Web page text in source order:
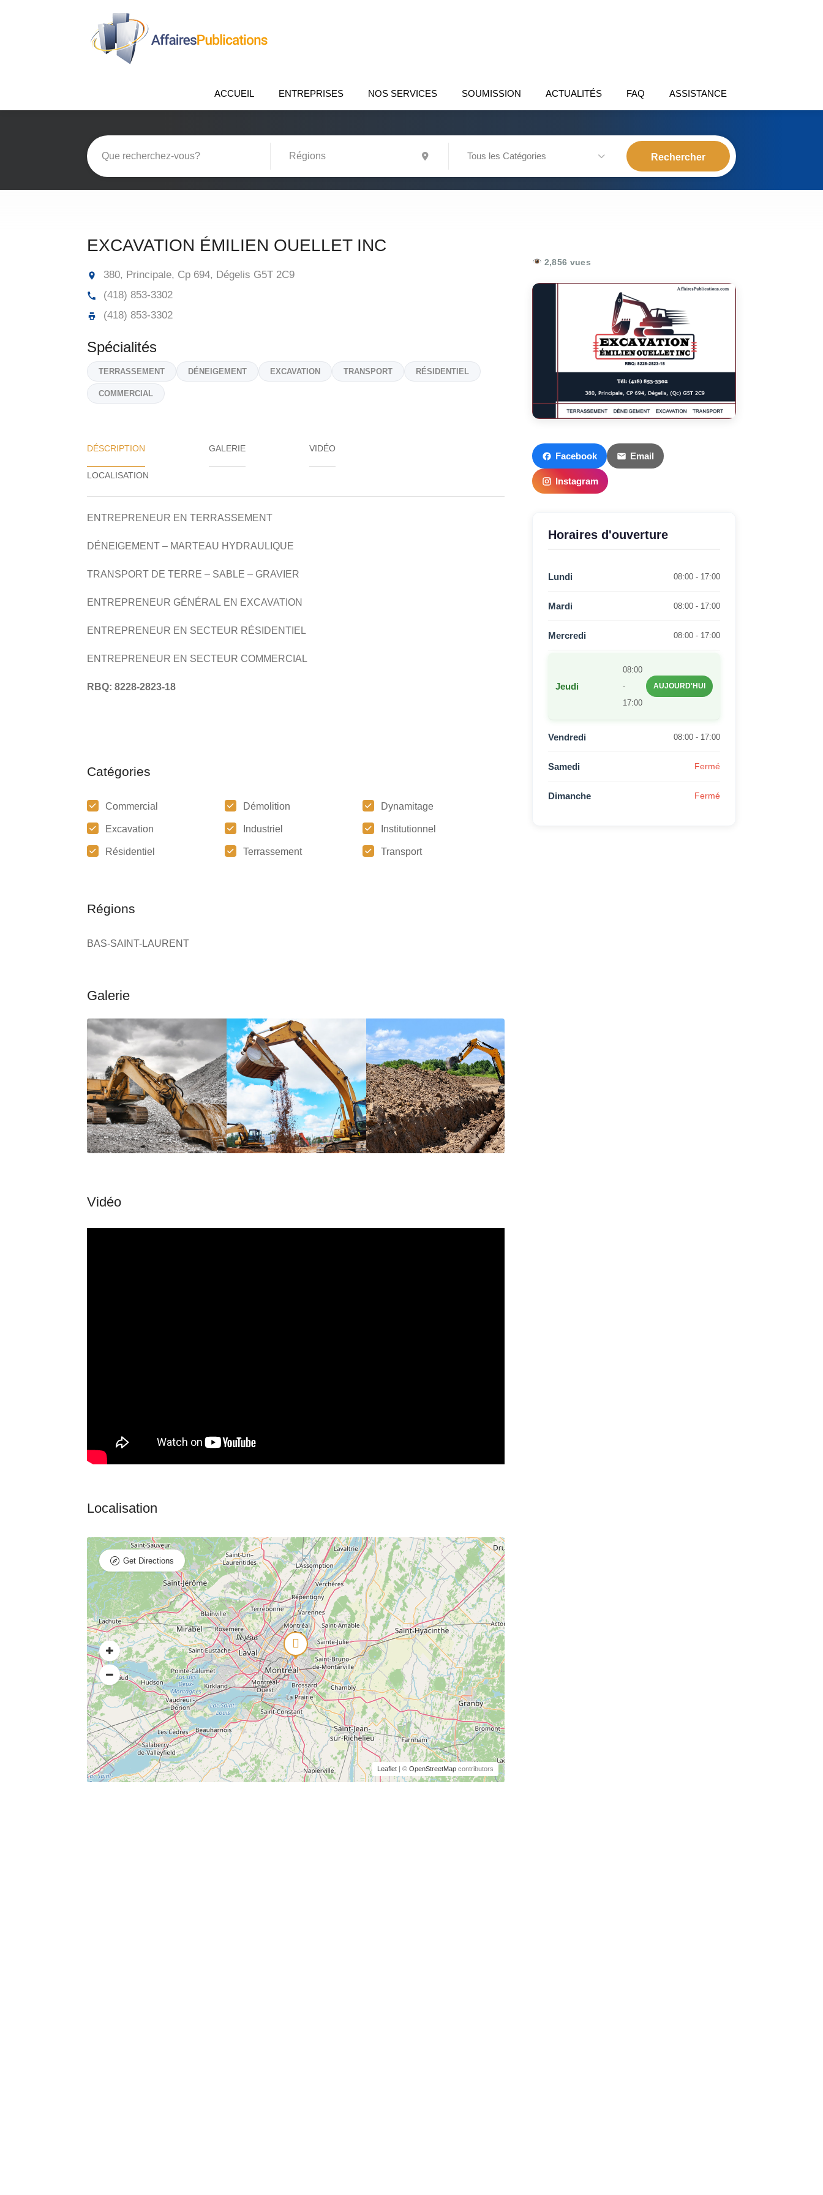
ACCUEIL ENTREPRISES NOS SERVICES SOUMISSION ACTUALITÉS FAQ ASSISTANCE
Tous les Catégories
EXCAVATION ÉMILIEN OUELLET INC
380, Principale, Cp 694, Dégelis G5T 2C9
(418) 853-3302
(418) 853-3302
Spécialités
TERRASSEMENT DÉNEIGEMENT EXCAVATION TRANSPORT RÉSIDENTIEL
COMMERCIAL
DÉSCRIPTION GALERIE VIDÉO
ENTREPRENEUR EN TERRASSEMENT
DÉNEIGEMENT – MARTEAU HYDRAULIQUE
TRANSPORT DE TERRE – SABLE – GRAVIER
ENTREPRENEUR GÉNÉRAL EN EXCAVATION
ENTREPRENEUR EN SECTEUR RÉSIDENTIEL
ENTREPRENEUR EN SECTEUR COMMERCIAL
RBQ: 8228-2823-18
Catégories
Commercial Démolition Dynamitage
Excavation Industriel Institutionnel
Résidentiel Terrassement Transport
Régions
BAS-SAINT-LAURENT
Leaflet| © OpenStreetMapcontributors
Get Directions
2,856 vues
Facebook Email
Instagram
Horaires d'ouverture
Lundi 08:00 - 17:00
Mardi 08:00 - 17:00
Mercredi 08:00 - 17:00
Jeudi
08:00
-
17:00
AUJOURD'HUI
Vendredi 08:00 - 17:00
Samedi Fermé
Dimanche Fermé